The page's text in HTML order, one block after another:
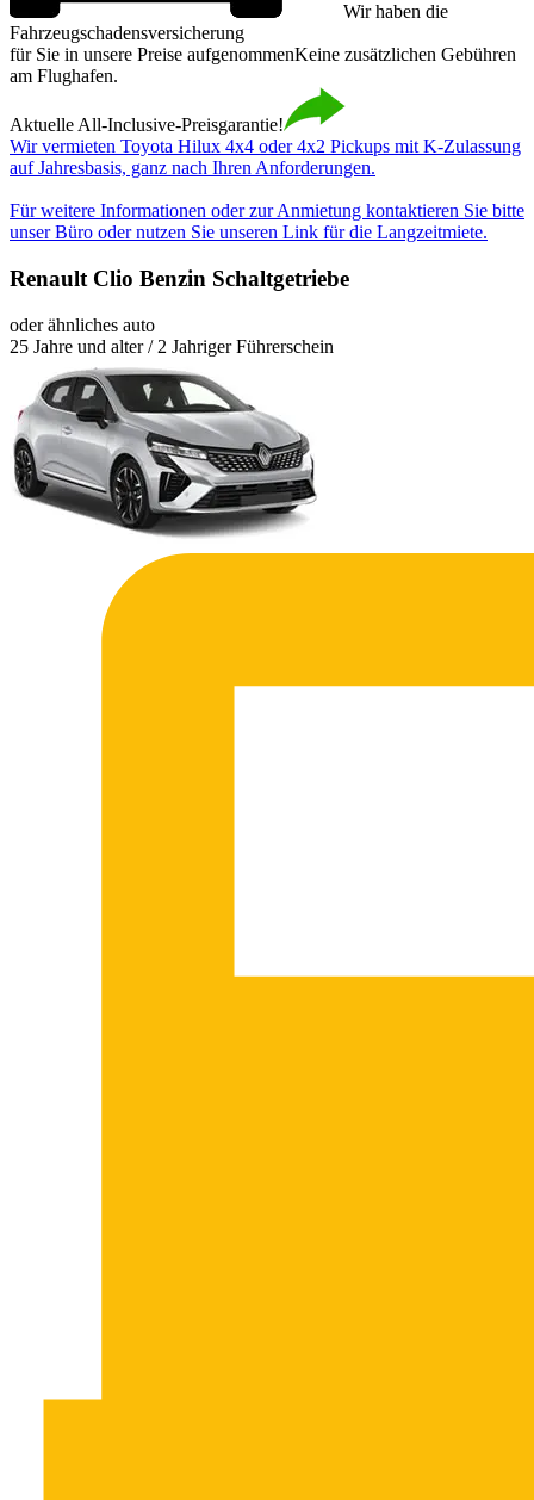
Wir haben die
Fahrzeugschadensversicherung
für Sie in unsere Preise aufgenommenKeine zusätzlichen Gebühren
am Flughafen.
Aktuelle All-Inclusive-Preisgarantie!
Wir vermieten Toyota Hilux 4x4 oder 4x2 Pickups mit K-Zulassung
auf Jahresbasis, ganz nach Ihren Anforderungen.
Für weitere Informationen oder zur Anmietung kontaktieren Sie bitte
unser Büro oder nutzen Sie unseren Link für die Langzeitmiete.
Renault Clio Benzin Schaltgetriebe
oder ähnliches auto
25 Jahre und alter / 2 Jahriger Führerschein